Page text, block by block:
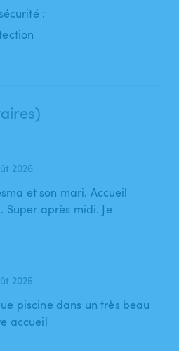
:
2026
et son mari. Accueil
Super après midi. Je
2025
piscine dans un très beau
accueil